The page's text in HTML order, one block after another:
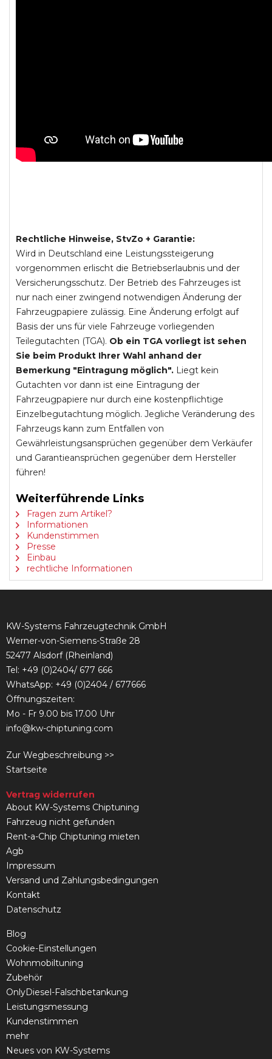
Rechtliche Hinweise, StvZo + Garantie:
Wird in Deutschland eine Leistungssteigerung
vorgenommen erlischt die Betriebserlaubnis und der
Versicherungsschutz. Der Betrieb des Fahrzeuges ist
nur nach einer zwingend notwendigen Änderung der
Fahrzeugpapiere zulässig. Eine Änderung erfolgt auf
Basis der uns für viele Fahrzeuge vorliegenden
Teilegutachten (TGA). Ob ein TGA vorliegt ist sehen
Sie beim Produkt Ihrer Wahl anhand der
Bemerkung "Eintragung möglich". Liegt kein
Gutachten vor dann ist eine Eintragung der
Fahrzeugpapiere nur durch eine kostenpflichtige
Einzelbegutachtung möglich. Jegliche Veränderung des
Fahrzeugs kann zum Entfallen von
Gewährleistungsansprüchen gegenüber dem Verkäufer
und Garantieansprüchen gegenüber dem Hersteller
führen!
Weiterführende Links
Fragen zum Artikel?
Informationen
Kundenstimmen
Presse
Einbau
rechtliche Informationen
KW-Systems Fahrzeugtechnik GmbH
Werner-von-Siemens-Straße 28
52477 Alsdorf (Rheinland)
Tel: +49 (0)2404/ 677 666
WhatsApp: +49 (0)2404 / 677666
Öffnungszeiten:
Mo - Fr 9.00 bis 17.00 Uhr
info@kw-chiptuning.com
Zur Wegbeschreibung >>
Startseite
Vertrag widerrufen
About KW-Systems Chiptuning
Fahrzeug nicht gefunden
Rent-a-Chip Chiptuning mieten
Agb
Impressum
Versand und Zahlungsbedingungen
Kontakt
Datenschutz
Blog
Cookie-Einstellungen
Wohnmobiltuning
Zubehör
OnlyDiesel-Falschbetankung
Leistungsmessung
Kundenstimmen
mehr
Neues von KW-Systems